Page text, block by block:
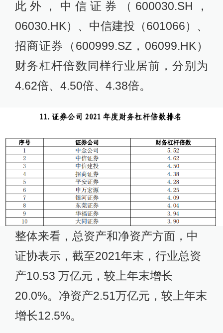
此外，中信证券（600030.SH，
06030.HK）、中信建投（601066）、
招商证券（600999.SZ，06099.HK）
财务杠杆倍数同样行业居前，分别为
4.62倍、4.50倍、4.38倍。
整体来看，总资产和净资产方面，中
证协表示，截至2021年末，行业总资
产10.53 万亿元，较上年末增长
20.0%。净资产2.51万亿元，较上年末
增长12.5%。